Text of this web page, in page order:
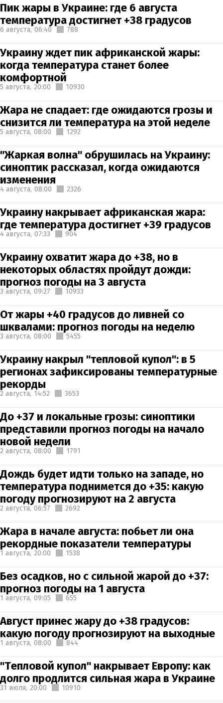
Пик жары в Украине: где 6 августа
температура достигнет +38 градусов
6 августа, 06:40 788
Украину ждет пик африканской жары:
когда температура станет более
комфортной
5 августа, 20:00 10930
Жара не спадает: где ожидаются грозы и
снизится ли температура на этой неделе
5 августа, 08:00 1292
"Жаркая волна" обрушилась на Украину:
синоптик рассказал, когда ожидаются
изменения
4 августа, 08:00 2326
Украину накрывает африканская жара:
где температура достигнет +39 градусов
4 августа, 07:33 904
Украину охватит жара до +38, но в
некоторых областях пройдут дожди:
прогноз погоды на 3 августа
3 августа, 09:27 10933
От жары +40 градусов до ливней со
шквалами: прогноз погоды на неделю
3 августа, 08:00 5455
Украину накрыл "тепловой купол": в 5
регионах зафиксированы температурные
рекорды
2 августа, 14:52 3653
До +37 и локальные грозы: синоптики
представили прогноз погоды на начало
новой недели
2 августа, 08:00 1791
Дождь будет идти только на западе, но
температура поднимется до +35: какую
погоду прогнозируют на 2 августа
2 августа, 06:57 2692
Жара в начале августа: побьет ли она
рекордные показатели температуры
1 августа, 20:00 1538
Без осадков, но с сильной жарой до +37:
прогноз погоды на 1 августа
1 августа, 09:05 655
Август принес жару до +38 градусов:
какую погоду прогнозируют на выходные
1 августа, 08:00 844
"Тепловой купол" накрывает Европу: как
долго продлится сильная жара в Украине
31 июля, 20:00 10910